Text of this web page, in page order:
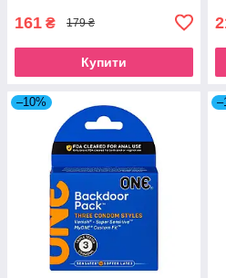
161 ₴ 179 ₴
Купити
–10%